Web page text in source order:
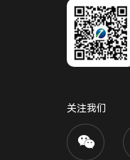
关注我们